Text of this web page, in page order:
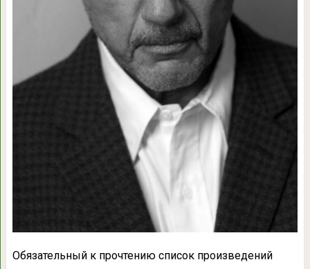
Обязательный к прочтению список произведений